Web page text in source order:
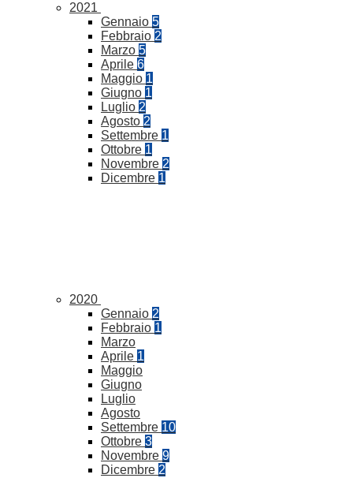
2021
Gennaio 5
Febbraio 2
Marzo 5
Aprile 6
Maggio 1
Giugno 1
Luglio 2
Agosto 2
Settembre 1
Ottobre 1
Novembre 2
Dicembre 1
2020
Gennaio 2
Febbraio 1
Marzo
Aprile 1
Maggio
Giugno
Luglio
Agosto
Settembre 10
Ottobre 3
Novembre 9
Dicembre 2